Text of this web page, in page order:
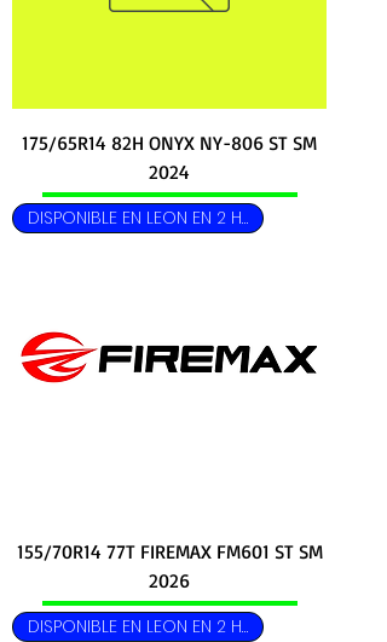
175/65R14 82H ONYX NY-806 ST SM
2024
DISPONIBLE EN LEON EN 2 HRS
155/70R14 77T FIREMAX FM601 ST SM
2026
DISPONIBLE EN LEON EN 2 HRS